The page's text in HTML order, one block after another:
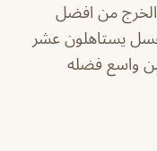
الخرج من افضل
يستاهلون عشر
واسع فضله